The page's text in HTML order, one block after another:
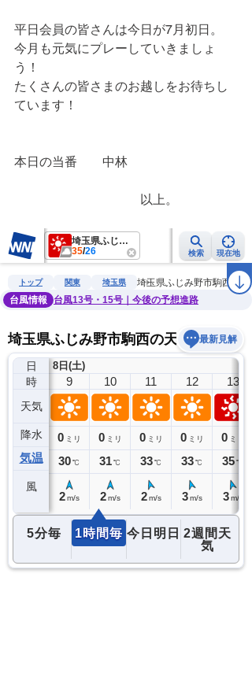
平日会員の皆さんは今日が7月初日。
今月も元気にプレーしていきましょ
う！
たくさんの皆さまのお越しをお待ちし
ています！
本日の当番　　中林
以上。